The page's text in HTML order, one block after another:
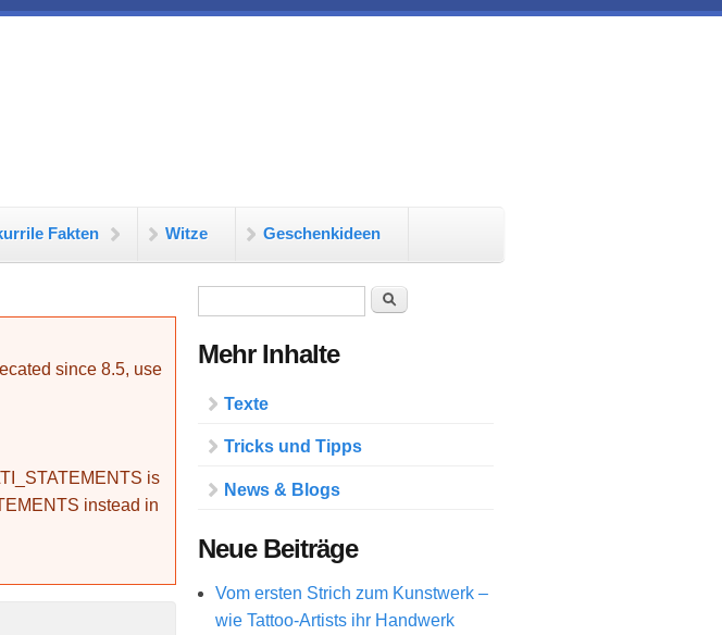
Fakten Witze Geschenkideen
since 8.5, use
is
instead in
Suche
Mehr Inhalte
Texte
Tricks und Tipps
News & Blogs
Neue Beiträge
Vom ersten Strich zum Kunstwerk –
wie Tattoo-Artists ihr Handwerk